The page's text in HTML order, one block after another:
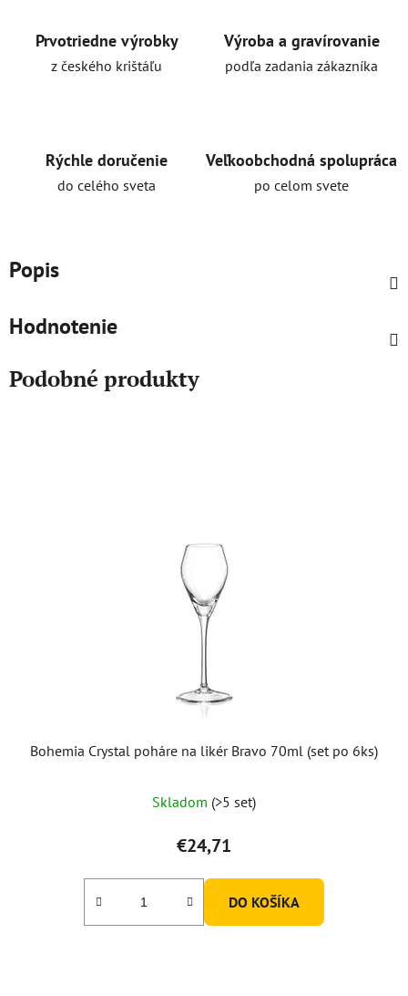
Prvotriedne výrobky
z českého krištáľu
Výroba a gravírovanie
podľa zadania zákazníka
Rýchle doručenie
do celého sveta
Veľkoobchodná spolupráca
po celom svete
Popis
Hodnotenie
Podobné produkty
Bohemia Crystal poháre na likér Bravo 70ml (set po 6ks)
Skladom (>5 set)
€24,71
DO KOŠÍKA